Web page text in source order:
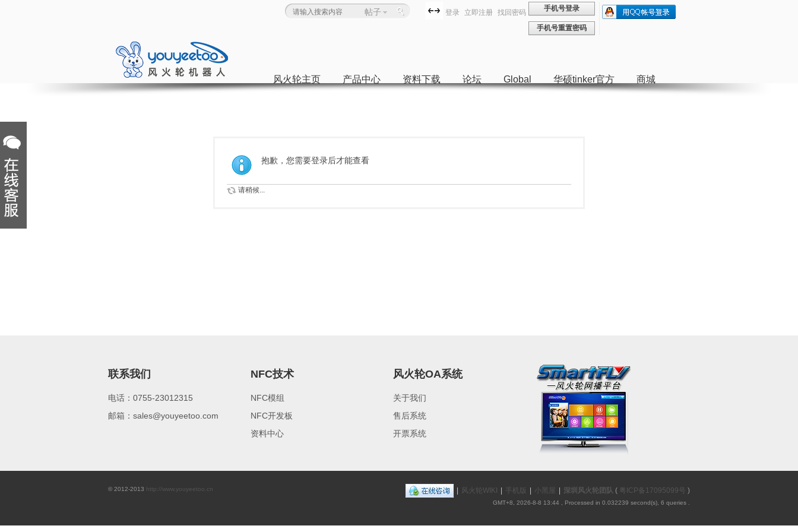
帖子 手机号登录
手机号重置密码
登录 立即注册 找回密码
风火轮主页 产品中心 资料下载 论坛 Global 华硕tinker官方 商城
抱歉，您需要登录后才能查看
请稍候...
联系我们
电话：0755-23012315
邮箱：sales@youyeetoo.com
NFC技术
NFC模组
NFC开发板
资料中心
风火轮OA系统
关于我们
售后系统
开票系统
| 风火轮WIKI | 手机版 | 小黑屋 | 深圳风火轮团队 ( 粤ICP备17095099号 )
GMT+8, 2026-8-8 13:44 , Processed in 0.032239 second(s), 6 queries .
© 2012-2013 http://www.youyeetoo.cn